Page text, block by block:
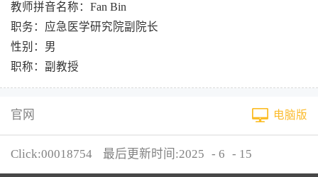
教师拼音名称：Fan Bin
职务：应急医学研究院副院长
性别：男
职称：副教授
官网 电脑版
Click:00018754 最后更新时间:2025 - 6 - 15